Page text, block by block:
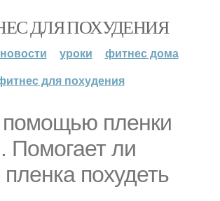
ДЛЯ ПОХУДЕНИЯ
новости уроки
фитнес дома
для похудения
помощью пленки
Помогает ли
похудеть